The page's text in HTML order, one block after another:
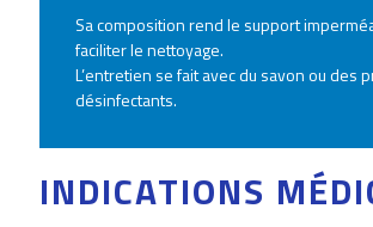
Sa composition rend le support
faciliter le nettoyage.
L’entretien se fait avec du savon ou des
désinfectants.
INDICATIONS